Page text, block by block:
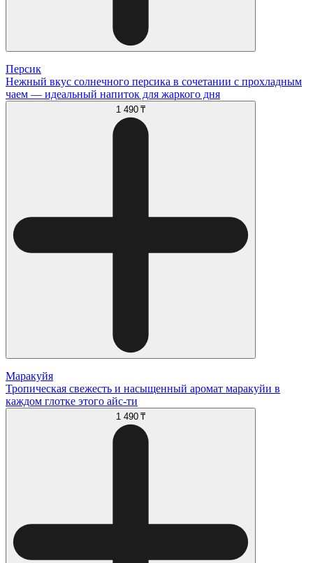
Персик
Нежный вкус солнечного персика в сочетании с прохладным
чаем — идеальный напиток для жаркого дня
1 490 ₸
Маракуйя
Тропическая свежесть и насыщенный аромат маракуйи в
каждом глотке этого айс-ти
1 490 ₸